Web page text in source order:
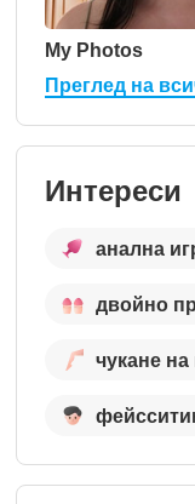
My Photos
Преглед на
Интереси
анална
двойно
чукане на